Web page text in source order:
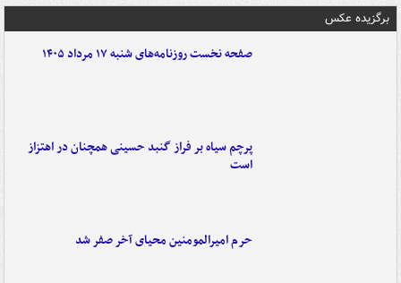
برگزیده عکس
صفحه نخست روزنامه‌های شنبه ۱۷ مرداد ۱۴۰۵
پرچم سیاه بر فراز گنبد حسینی همچنان در اهتزاز
است
حرم امیرالمومنین محیای آخر صفر شد